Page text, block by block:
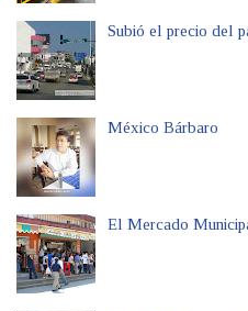
Subió el precio del
México Bárbaro
El Mercado